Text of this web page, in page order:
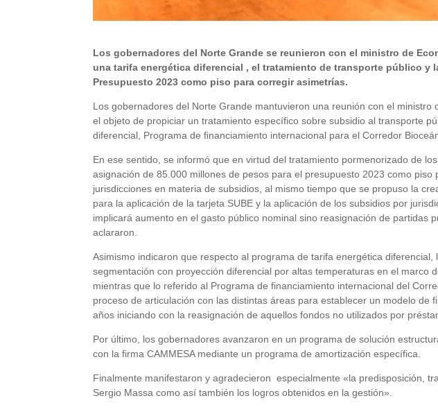
Los gobernadores del Norte Grande se reunieron con el ministro de
una tarifa energética diferencial , el tratamiento de transporte público y
Presupuesto 2023 como piso para corregir asimetrías.
Los gobernadores del Norte Grande mantuvieron una reunión con el ministro
el objeto de propiciar un tratamiento específico sobre subsidio al transporte
diferencial, Programa de financiamiento internacional para el Corredor
En ese sentido, se informó que en virtud del tratamiento pormenorizado de
asignación de 85.000 millones de pesos para el presupuesto 2023 como
jurisdicciones en materia de subsidios, al mismo tiempo que se propuso la
para la aplicación de la tarjeta SUBE y la aplicación de los subsidios por
implicará aumento en el gasto público nominal sino reasignación de partidas
aclararon.
Asimismo indicaron que respecto al programa de tarifa energética
segmentación con proyección diferencial por altas temperaturas en el marco
mientras que lo referido al Programa de financiamiento internacional del
proceso de articulación con las distintas áreas para establecer un modelo de
años iniciando con la reasignación de aquellos fondos no utilizados por
Por último, los gobernadores avanzaron en un programa de solución
con la firma CAMMESA mediante un programa de amortización específica.
Finalmente manifestaron y agradecieron especialmente «la predisposición,
Sergio Massa como así también los logros obtenidos en la gestión».